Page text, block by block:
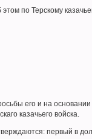
по Терскому
его и на
казачьего войска.
первый в